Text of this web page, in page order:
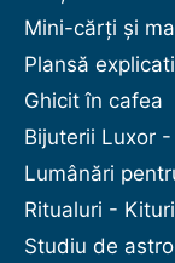
Mini-cărți și
Plansă
Ghicit în cafea
Bijuterii Luxor
Lumânări
Ritualuri -
Studiu de